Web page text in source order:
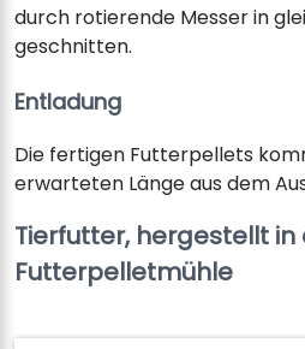
durch rotierende Messer in
geschnitten.
Entladung
Die fertigen Futterpellets
erwarteten Länge aus dem
Tierfutter, hergestellt in
Futterpelletmühle